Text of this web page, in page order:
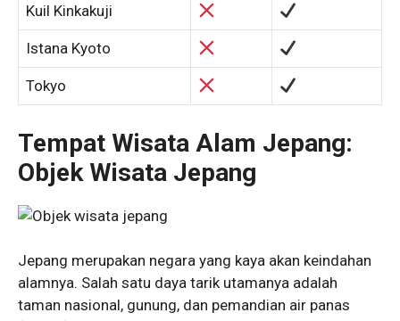
Kuil Kinkakuji
Istana Kyoto
Tokyo
Tempat Wisata Alam Jepang:
Objek Wisata Jepang
Jepang merupakan negara yang kaya akan keindahan
alamnya. Salah satu daya tarik utamanya adalah
taman nasional, gunung, dan pemandian air panas